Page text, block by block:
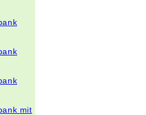
mit